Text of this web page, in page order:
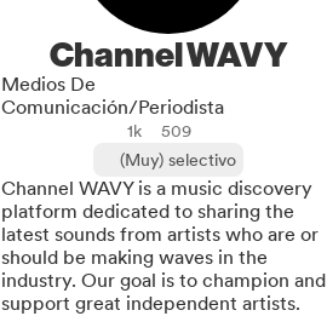
Channel WAVY
Medios De
Comunicación/Periodista
1k
509
(Muy) selectivo
Channel WAVY is a music discovery
platform dedicated to sharing the
latest sounds from artists who are or
should be making waves in the
industry. Our goal is to champion and
support great independent artists.